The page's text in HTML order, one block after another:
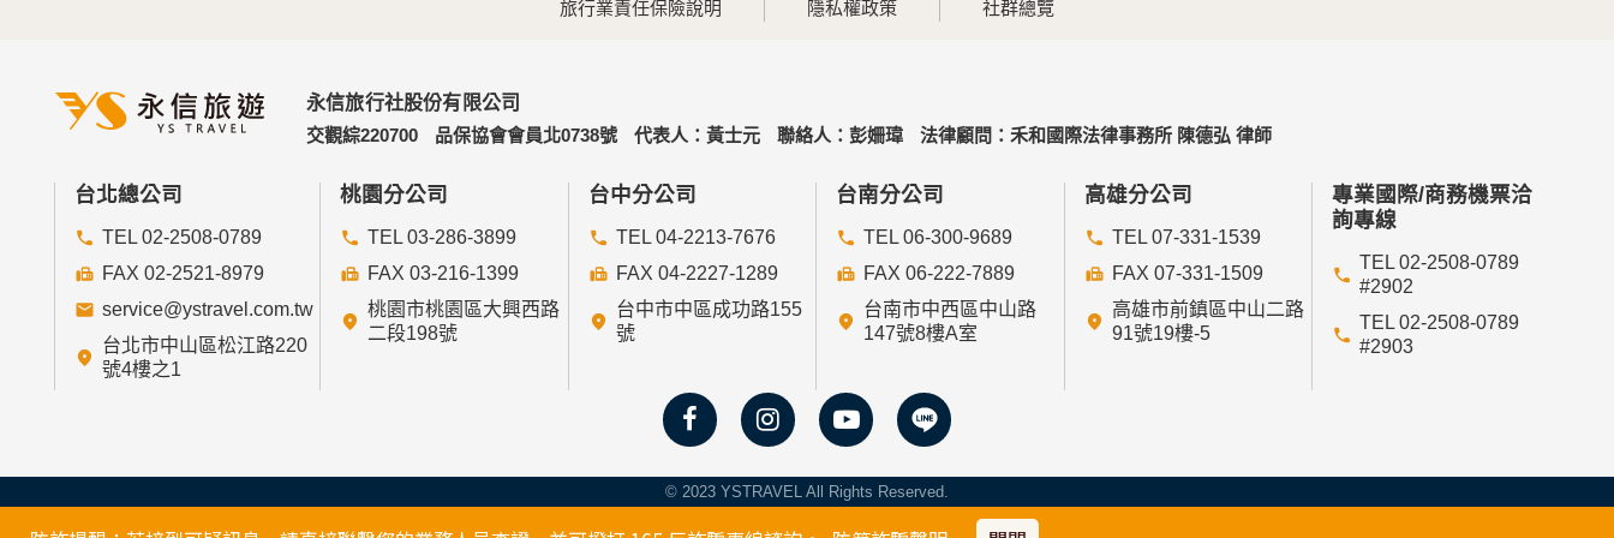
旅行業責任保險說明 隱私權政策 社群總覽
永信旅行社股份有限公司
交觀綜220700
品保協會會員北0738號 代表人：黃士元 聯絡人：彭姍瑋 法律顧問：禾和國際法律事務所 陳德弘 律師
台北總公司
TEL 02-2508-0789
FAX 02-2521-8979
service@ystravel.com.tw
台北市中山區松江路220
號4樓之1
桃園分公司
TEL 03-286-3899
FAX 03-216-1399
桃園市桃園區大興西路
二段198號
台中分公司
TEL 04-2213-7676
FAX 04-2227-1289
台中市中區成功路155
號
台南分公司
TEL 06-300-9689
FAX 06-222-7889
台南市中西區中山路
147號8樓A室
高雄分公司
TEL 07-331-1539
FAX 07-331-1509
高雄市前鎮區中山二路
91號19樓-5
專業國際/商務機票洽
詢專線
TEL 02-2508-0789
#2902
TEL 02-2508-0789
#2903
© 2023 YSTRAVEL All Rights Reserved.